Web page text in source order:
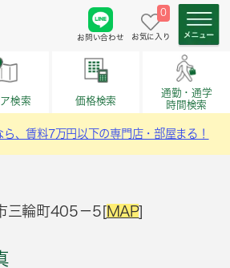
お問い合わせ
0
お気に入り
検索 価格検索
通勤・通学
時間検索
ら、賃料7万円以下の専門店・部屋まる！
三輪町405－5[MAP]